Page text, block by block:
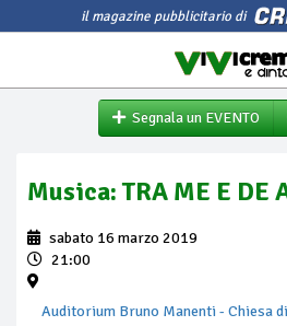
il magazine pubblicitario di
Segnala un EVENTO
Musica: TRA ME E DE
sabato 16 marzo 2019
21:00
Auditorium Bruno Manenti - Chiesa